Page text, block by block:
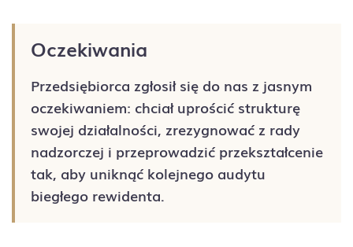
Oczekiwania
Przedsiębiorca zgłosił się do nas z jasnym
oczekiwaniem: chciał uprościć strukturę
swojej działalności, zrezygnować z rady
nadzorczej i przeprowadzić przekształcenie
tak, aby uniknąć kolejnego audytu
biegłego rewidenta.